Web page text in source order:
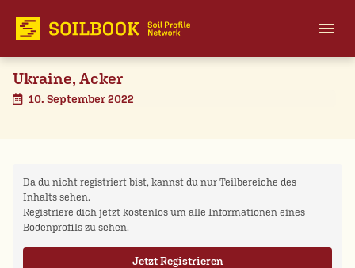
Ukraine, Acker
10. September 2022
Da du nicht registriert bist, kannst du nur Teilbereiche des
Inhalts sehen.
Registriere dich jetzt kostenlos um alle Informationen eines
Bodenprofils zu sehen.
Jetzt Registrieren